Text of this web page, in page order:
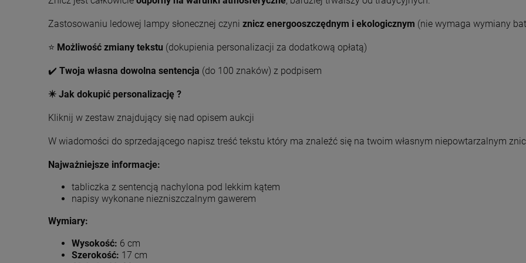
Zastosowaniu ledowej lampy słonecznej czyni znicz energooszczędnym i ekologicznym (nie wymaga wymiany
⭐ Możliwość zmiany tekstu (dokupienia personalizacji za dodatkową opłatą)
✔️ Twoja własna dowolna sentencja (do 100 znaków) z podpisem
✴️ Jak dokupić personalizację ?
Kliknij w zestaw znajdujący się nad opisem aukcji
W wiadomości do sprzedającego napisz treść tekstu który ma znaleźć się na twoim własnym niepowtarzalnym
Najważniejsze informacje:
tabliczka z sentencją nachylona pod lekkim kątem
napisy wykonane niezniszczalnym gawerem
Wymiary:
Wysokość: 6 cm
Szerokość: 17 cm